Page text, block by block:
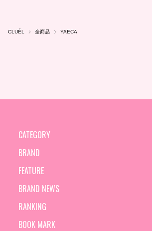
CLUÉL 全商品 YAECA
CATEGORY
BRAND
FEATURE
BRAND NEWS
RANKING
BOOK MARK